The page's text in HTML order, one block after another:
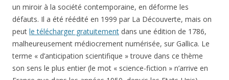
un miroir à la société contemporaine, en déforme les
défauts. Il a été réédité en 1999 par La Découverte, mais on
peut le télécharger gratuitement dans une édition de 1786,
malheureusement médiocrement numérisée, sur Gallica. Le
terme « d’anticipation scientifique » trouve dans ce thème
son sens le plus entier (le mot « science-fiction » n’arrive en